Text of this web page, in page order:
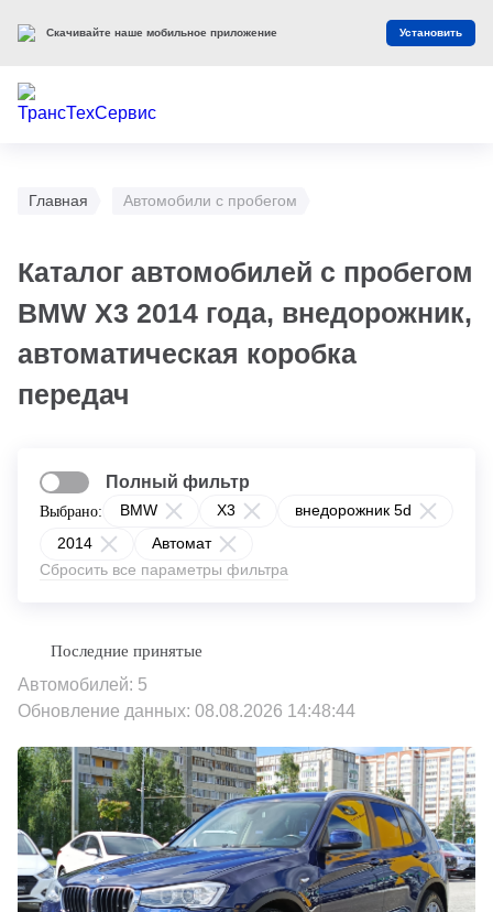
Главная Автомобили с пробегом
Каталог автомобилей с пробегом
BMW X3 2014 года, внедорожник,
автоматическая коробка
передач
Выбрано: BMW X3
внедорожник 5d
2014
Автомат
Сбросить все параметры фильтра
Полный фильтр
Автомобилей: 5
Обновление данных: 08.08.2026 14:48:44
Скачивайте наше мобильное приложение Установить